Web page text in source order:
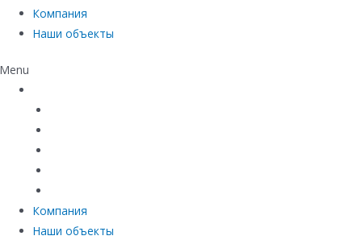
Компания
Наши объекты
Menu
Компания
Наши объекты